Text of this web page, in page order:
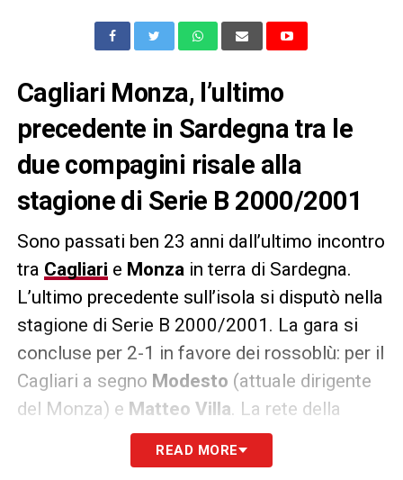
Cagliari Monza, l’ultimo
precedente in Sardegna tra le
due compagini risale alla
stagione di Serie B 2000/2001
Sono passati ben 23 anni dall’ultimo incontro
tra Cagliari e Monzain terra di Sardegna.
L’ultimo precedente sull’isola si disputò nella
stagione di Serie B 2000/2001. La gara si
concluse per 2-1 in favore dei rossoblù: per il
Cagliari a segno Modesto (attuale dirigente
del Monza) e Matteo Villa. La rete della
bandiera brianzola arrivò conAliyu Datti
READ MORE